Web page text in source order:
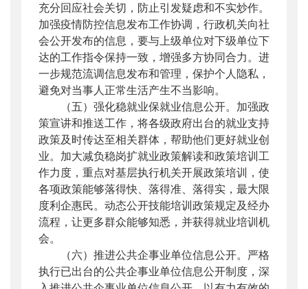
充分回应社会关切，防止引发疑虑和不实炒作。
加强疫情防控信息发布工作协调，行政机关向社
会公开发布的信息，要与上级单位对下级单位下
达的工作指令保持一致，增强多方协同合力。进
一步规范流调信息发布和管理，保护个人隐私，
避免对当事人正常生活产生不当影响。
（五）强化稳就业保就业信息公开。 加强政
策宣讲和推送工作，将各级政府出台的就业支持
政策及时传达至相关群体，帮助他们更好就业创
业。加大减负稳岗扩就业政策解读和政策培训工
作力度，重点对基层执行机关开展政策培训，使
各项政策能够落得快、落得准、落得实，最大限
度利企惠民。动态公开技能培训政策规定及经办
流程，让更多群众能够知悉，并获得就业培训机
会。
（六）推进公共企事业单位信息公开。 严格
执行已出台的公共企事业单位信息公开制度，深